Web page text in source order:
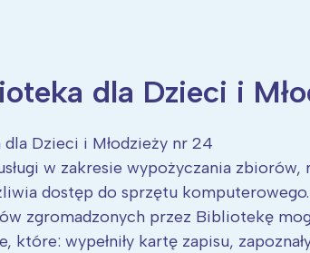
płocie Kwitnąca wiśnia i jej płatki
dla Dzieci i
Dzieci i Młodzieży nr 24
w zakresie wypożyczania
dostęp do sprzętu komputerowego.
zgromadzonych przez Bibliotekę
które: wypełniły kartę zapisu,